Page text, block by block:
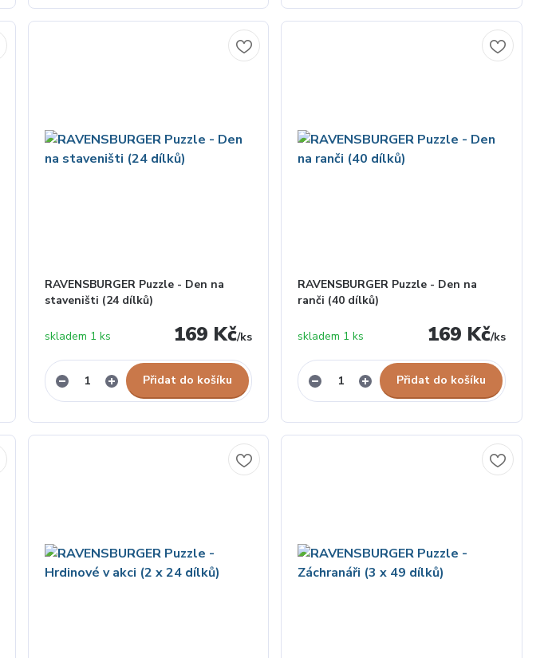
RAVENSBURGER Puzzle - Den na
staveništi (24 dílků)
169 Kč/ks
skladem 1 ks
Přidat do košíku
RAVENSBURGER Puzzle - Den na
ranči (40 dílků)
169 Kč/ks
skladem 1 ks
Přidat do košíku